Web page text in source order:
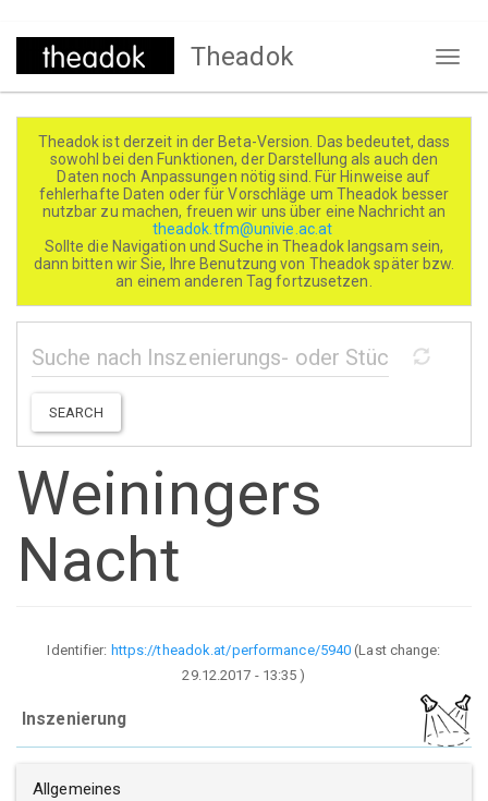
Direkt
Theadok
Theadok ist derzeit in der Beta-Version. Das bedeutet, dass
sowohl bei den Funktionen, der Darstellung als auch den
Daten noch Anpassungen nötig sind. Für Hinweise auf
fehlerhafte Daten oder für Vorschläge um Theadok besser
nutzbar zu machen, freuen wir uns über eine Nachricht an
theadok.tfm@univie.ac.at
Sollte die Navigation und Suche in Theadok langsam sein,
dann bitten wir Sie, Ihre Benutzung von Theadok später bzw.
an einem anderen Tag fortzusetzen.
SEARCH
Weiningers
Nacht
Identifier: https://theadok.at/performance/5940 (Last change:
29.12.2017 - 13:35 )
Inszenierung
Allgemeines